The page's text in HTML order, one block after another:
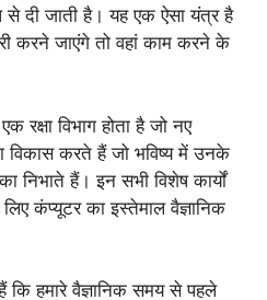
से दी जाती है। यह एक ऐसा यंत्र है
करने जाएंगे तो वहां काम करने के
रक्षा विभाग होता है जो नए
करते हैं जो भविष्य में उनके
निभाते हैं। इन सभी विशेष कार्यों
कंप्यूटर का इस्तेमाल वैज्ञानिक
हमारे वैज्ञानिक समय से पहले